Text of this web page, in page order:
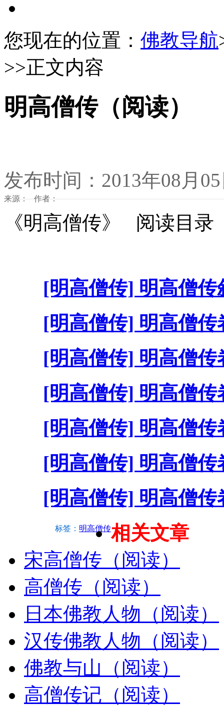
您现在的位置： 佛教导航
>>正文内容
明高僧传（阅读）
发布时间：2013年08月
来源： 作者：
《明高僧传》 阅读目录
[明高僧传] 明高僧
[明高僧传] 明高僧传
[明高僧传] 明高僧传
[明高僧传] 明高僧传
[明高僧传] 明高僧传
[明高僧传] 明高僧传
[明高僧传] 明高僧传
标签： 明高僧传相关文章
宋高僧传（阅读）
高僧传（阅读）
日本佛教人物（阅读）
汉传佛教人物（阅读）
佛教与山（阅读）
高僧传记（阅读）